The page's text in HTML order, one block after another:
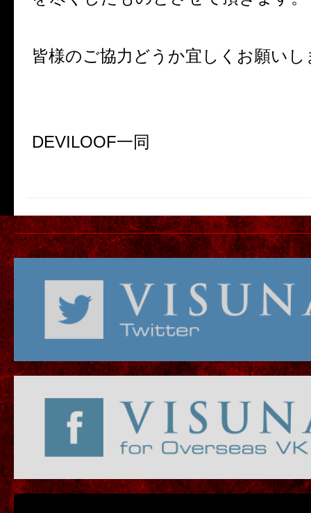
皆様のご協力どうか宜しくお願いし
DEVILOOF一同